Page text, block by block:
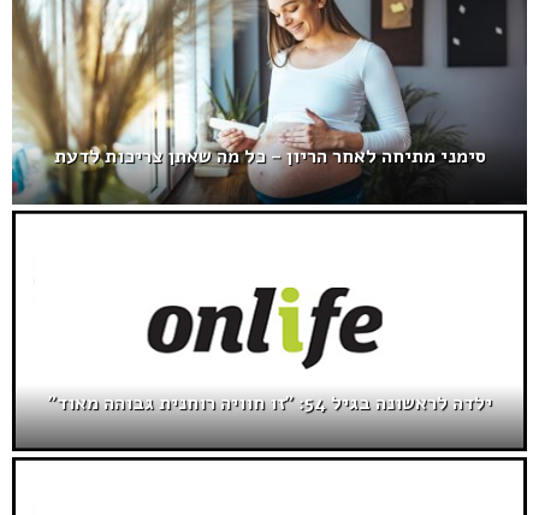
סימני מתיחה לאחר הריון – כל מה שאתן צריכות לדעת
ילדה לראשונה בגיל 54: "זו חוויה רוחנית גבוהה מאוד"